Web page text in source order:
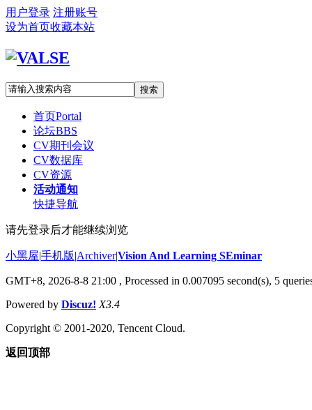
用户登录 注册账号
设为首页收藏本站
搜索
首页Portal
论坛BBS
CV期刊会议
CV数据库
CV资源
活动通知
快捷导航
请先登录后才能继续浏览
小黑屋|手机版|Archiver|Vision And Learning SEminar
GMT+8, 2026-8-8 21:00 , Processed in 0.007095 second(s), 5
Powered by Discuz! X3.4
Copyright © 2001-2020, Tencent Cloud.
返回顶部